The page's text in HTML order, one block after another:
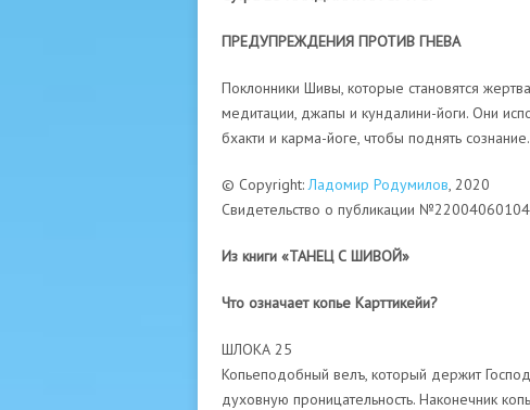
ПРЕДУПРЕЖДЕНИЯ ПРОТИВ ГНЕВА
Поклонники Шивы, которые становятся
медитации, джапы и кундалини-йоги. Они
бхакти и карма-йоге, чтобы поднять
© Copyright:Ладомир Родумилов, 2020
Свидетельство о публикации
Из книги «ТАНЕЦ С ШИВОЙ»
Что означает копье Карттикейи?
ШЛОКА 25
Копьеподобный велъ, который держит
духовную проницательность. Наконечник